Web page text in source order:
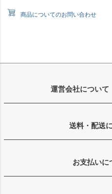
商品についてのお問い合わせ
運営会社について
送料・配送
お支払いに